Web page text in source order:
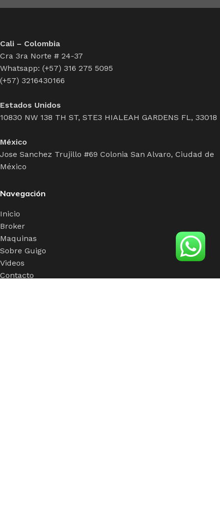
Cali – Colombia
Cra 3ra Norte # 24-37
Whatsapp: (+57) 316 275 5095
(+57) 3216430166
Estados Unidos
10830 NW 138 TH ST, STE3 HIALEAH GARDENS FL, 33018
México
Jose Sanchez Trujillo #69 Colonia San Alvaro, Ciudad de
México
Navegación
Inicio
Broker
Maquinas
Sobre Guigo
Videos
Contacto